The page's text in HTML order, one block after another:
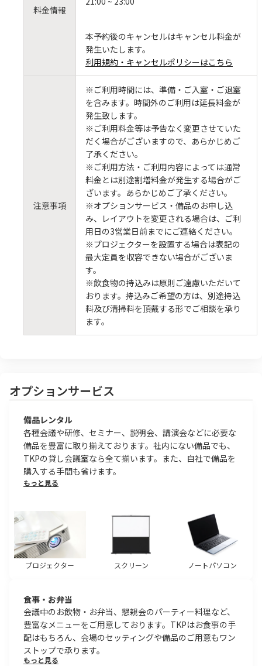
料金情報
本予約後のキャンセルはキャンセル料金が
発生いたします。
利用規約・キャンセルポリシーはこちら
注意事項
※ご利用時間には、準備・ご入室・ご退室
を含みます。時間外のご利用は延長料金が
発生致します。
※ご利用料金等は予告なく変更させていた
だく場合がございますので、あらかじめご
了承ください。
※ご利用方法・ご利用内容によっては通常
料金とは別途割増料金が発生する場合がご
ざいます。あらかじめご了承ください。
※オプションサービス・備品のお申し込
み、レイアウトを変更される場合は、ご利
用日の3営業日前までにご連絡ください。
※プロジェクターを設置する場合は表記の
最大定員を収容できない場合がございま
す。
※飲食物の持込みは原則ご遠慮いただいて
おります。持込みご希望の方は、別途持込
料及び清掃料を頂戴する形でご相談を承り
ます。
オプションサービス
備品レンタル
各種会議や研修、セミナー、説明会、講演会などに必要な
備品を豊富に取り揃えております。社内にない備品でも、
TKPの貸し会議室なら全て揃います。また、自社で備品を
購入する手間も省けます。
もっと見る
プロジェクター スクリーン ノートパソコン
食事・お弁当
会議中のお飲物・お弁当、懇親会のパーティー料理など、
豊富なメニューをご用意しております。TKPはお食事の手
配はもちろん、会場のセッティングや備品のご用意もワン
ストップで承ります。
もっと見る